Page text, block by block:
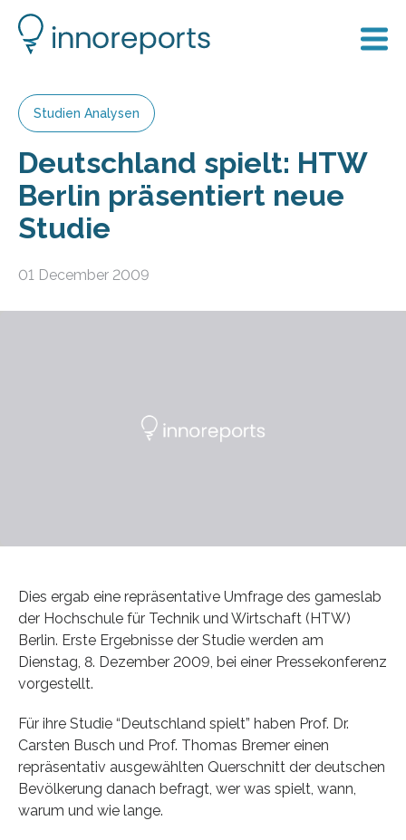
Studien Analysen
Deutschland spielt: HTW
Berlin präsentiert neue
Studie
01 December 2009
Dies ergab eine repräsentative Umfrage des gameslab
der Hochschule für Technik und Wirtschaft (HTW)
Berlin. Erste Ergebnisse der Studie werden am
Dienstag, 8. Dezember 2009, bei einer Pressekonferenz
vorgestellt.
Für ihre Studie “Deutschland spielt” haben Prof. Dr.
Carsten Busch und Prof. Thomas Bremer einen
repräsentativ ausgewählten Querschnitt der deutschen
Bevölkerung danach befragt, wer was spielt, wann,
warum und wie lange.